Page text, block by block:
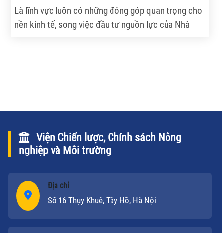
Là lĩnh vực luôn có những đóng góp quan trọng cho
nền kinh tế, song việc đầu tư nguồn lực của Nhà
Viện Chiến lược, Chính sách Nông
nghiệp và Môi trường
Địa chỉ
Số 16 Thụy Khuê, Tây Hồ, Hà Nội